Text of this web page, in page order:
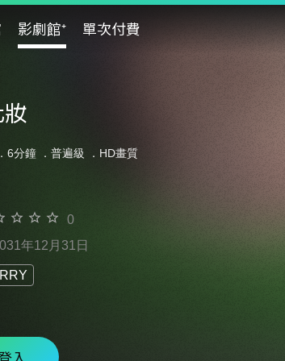
影劇館⁺ 單次付費
6分鐘 ． 普遍級 ．HD畫質
0
年12月31日